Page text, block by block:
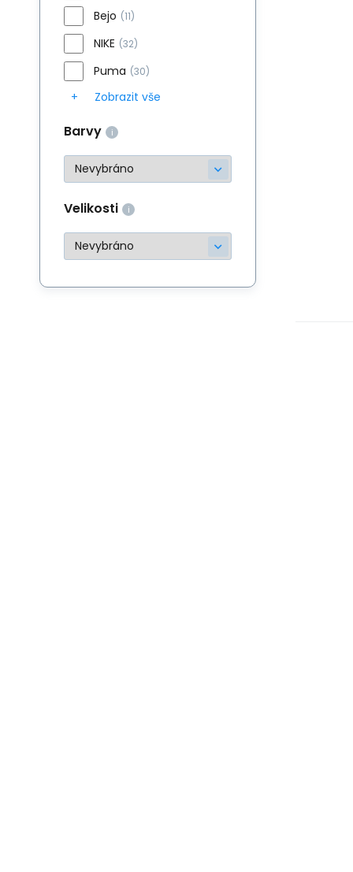
Bejo (11)
NIKE (32)
Puma (30)
Zobrazit vše
Barvy
Velikosti